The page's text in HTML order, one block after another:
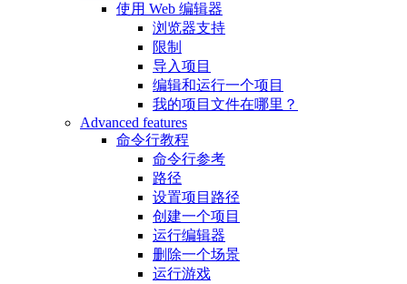
使用 Web 编辑器
浏览器支持
限制
导入项目
编辑和运行一个项目
我的项目文件在哪里？
Advanced features
命令行教程
命令行参考
路径
设置项目路径
创建一个项目
运行编辑器
删除一个场景
运行游戏